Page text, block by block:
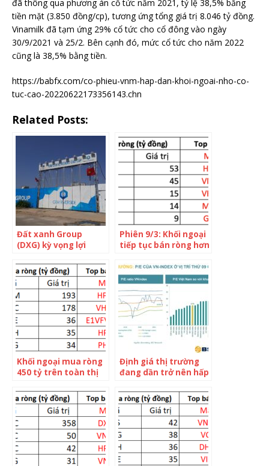
đã thông qua phương án cổ tức năm 2021, tỷ lệ 38,5% bằng
tiền mặt (3.850 đồng/cp), tương ứng tổng giá trị 8.046 tỷ đồng.
Vinamilk đã tạm ứng 29% cổ tức cho cổ đông vào ngày
30/9/2021 và 25/2. Bên cạnh đó, mức cổ tức cho năm 2022
cũng là 38,5% bằng tiền.
https://babfx.com/co-phieu-vnm-hap-dan-khoi-ngoai-nho-co-
tuc-cao-20220622173356143.chn
Related Posts:
Đất xanh Group
(DXG) kỳ vọng lợi
tỷ đồng, không chia
cổ tức 2021
Phiên 9/3: Khối ngoại
tiếp tục bán ròng hơn
tâm điểm bán HPG,
VNM
Khối ngoại mua ròng
450 tỷ trên toàn thị
VN-Index bứt phá,
tiếp tục “gom” VNM,
DGC
Định giá thị trường
đang dần trở nên hấp
nào có cơ hội trong
tháng 5?